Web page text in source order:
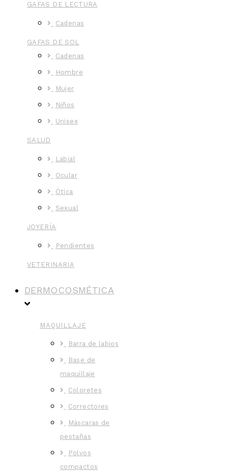
GAFAS DE LECTURA
Cadenas
GAFAS DE SOL
Cadenas
Hombre
Mujer
Niños
Unisex
SALUD
Labial
Ocular
Ótica
Sexual
JOYERÍA
Pendientes
VETERINARIA
DERMOCOSMÉTICA
MAQUILLAJE
Barra de labios
Base de
maquillaje
Coloretes
Correctores
Máscaras de
pestañas
Polvos
compactos